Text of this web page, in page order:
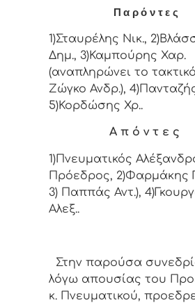
Π α ρ ό ν τ ε ς
1)Σταυρέλης Νικ.,
Δημ., 3)Καμπούρης Χαρ.
(αναπληρώνει το
Ζώγκο Ανδρ.),
5)Κορδώσης Χρ..
Α π ό ν τ ε ς
1)Πνευματικός
Πρόεδρος, 2)Φαρμάκης
3) Παππάς Αντ.),
Αλεξ..
Στην παρούσα
λόγω απουσίας του
κ. Πνευματικού,